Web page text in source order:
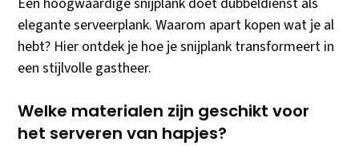
elegante serveerplank. Waarom apart kopen wat je al
hebt? Hier ontdek je hoe je snijplank transformeert in
een stijlvolle gastheer.
Welke materialen zijn geschikt voor
het serveren van hapjes?